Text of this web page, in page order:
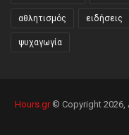
αθλητισμός ειδήσεις
ψυχαγωγία
Hours.gr© Copyright 2026,